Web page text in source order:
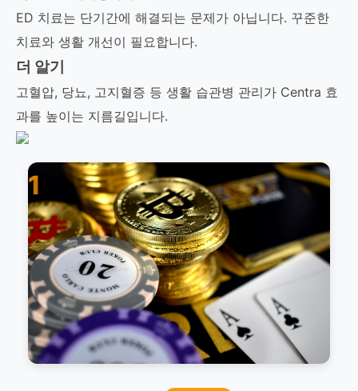
ED 치료는 단기간에 해결되는 문제가 아닙니다. 꾸준한
치료와 생활 개선이 필요합니다.
더 알기
고혈압, 당뇨, 고지혈증 등 생활 습관병 관리가 Centra 효
과를 높이는 지름길입니다.
1